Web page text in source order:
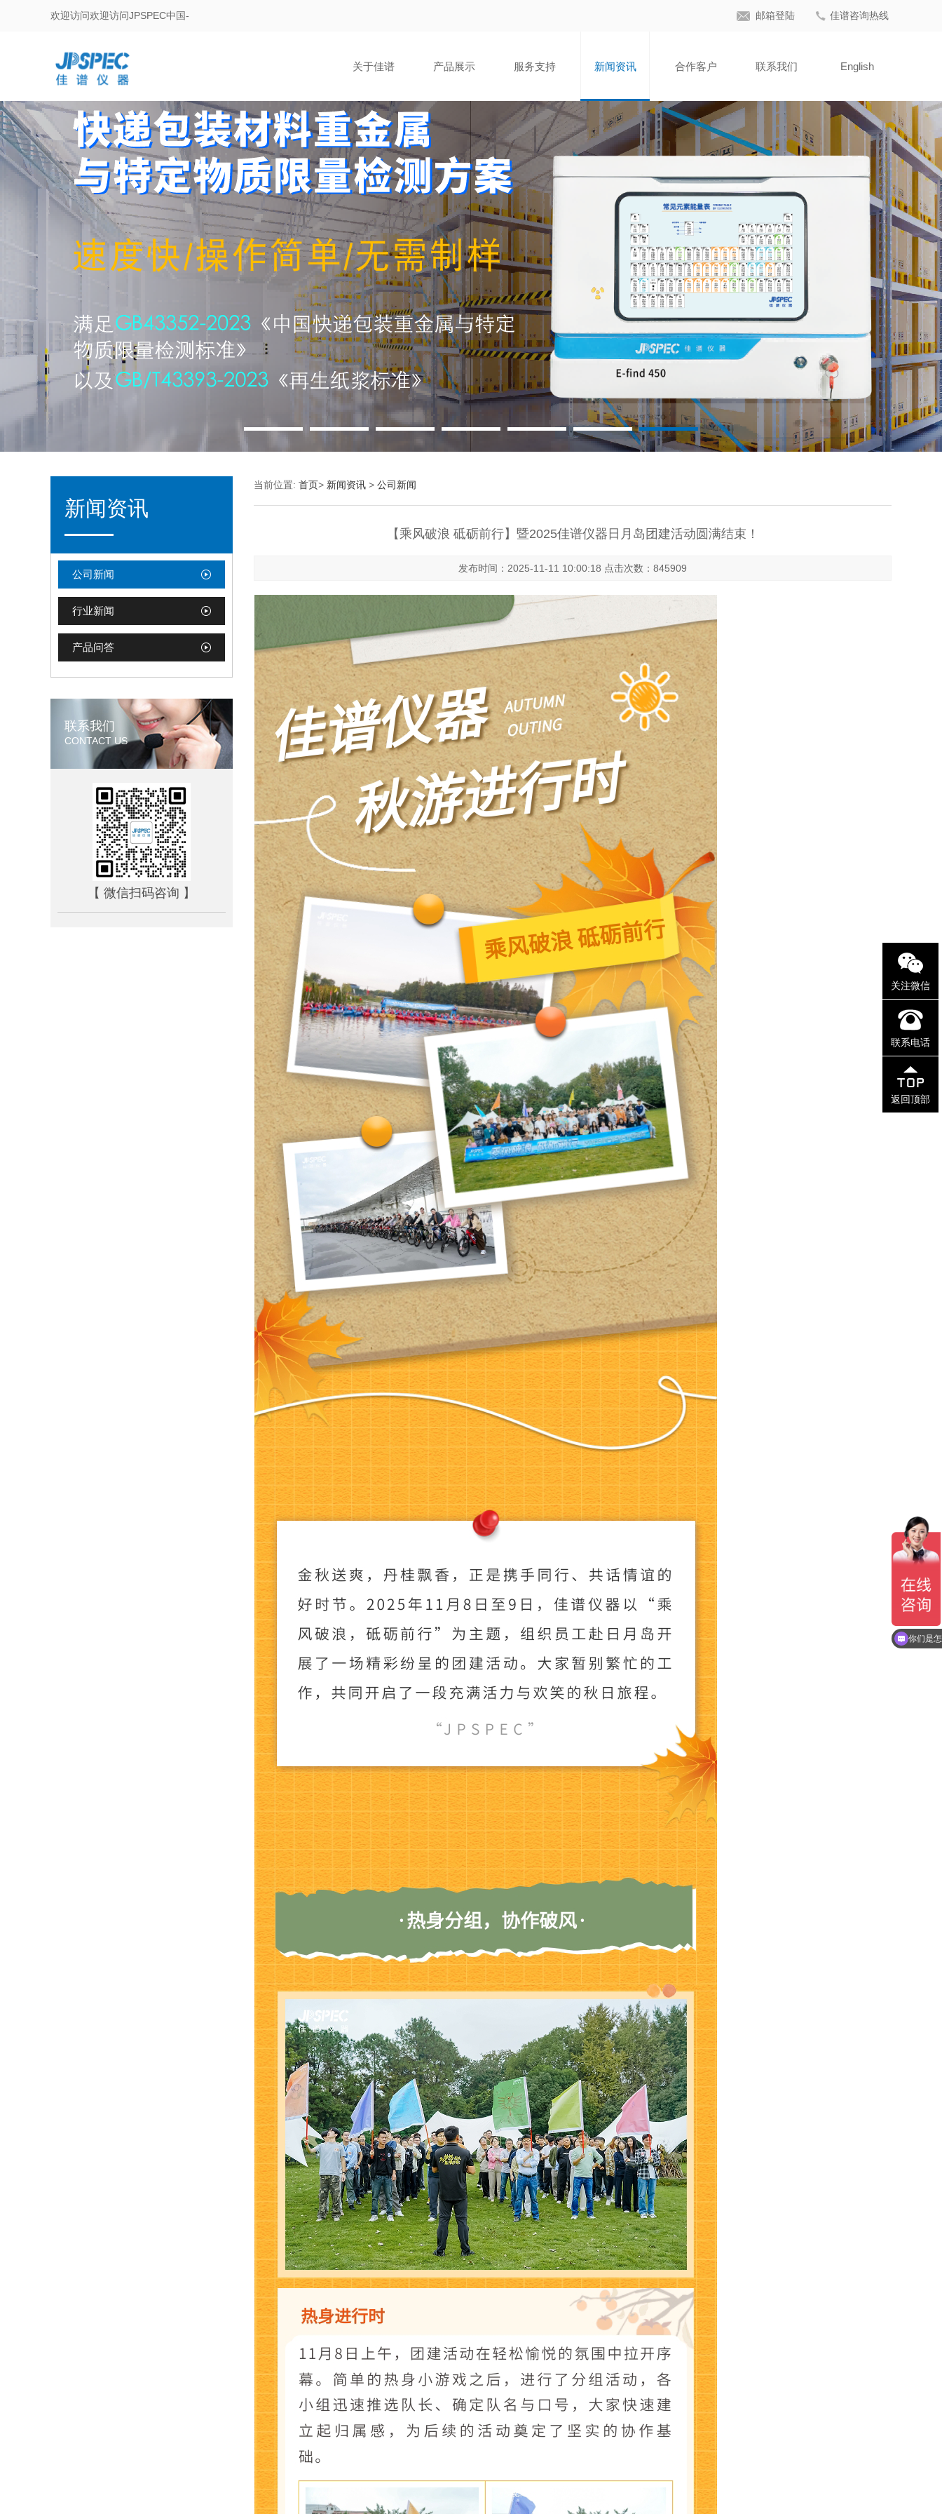
欢迎访问欢迎访问JPSPEC中国- 佳谱咨询热线
邮箱登陆
关于佳谱 产品展示 服务支持 新闻资讯 合作客户 联系我们 English
新闻资讯
公司新闻
行业新闻
产品问答
联系我们
CONTACT US
【 微信扫码咨询 】
当前位置: 首页> 新闻资讯 > 公司新闻
【乘风破浪 砥砺前行】暨2025佳谱仪器日月岛团建活动圆满结束！
发布时间：2025-11-11 10:00:18 点击次数：845909
关注微信
联系电话
返回顶部
你们是
现在有